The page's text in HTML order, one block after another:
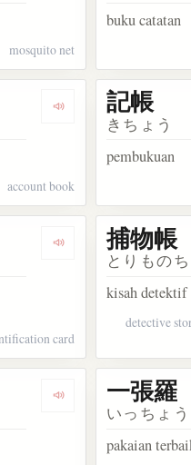
mosquito net
buku catatan
Dengarkan kosakata 台
account book
記帳
きちょう
pembukuan
Dengarkan kosakata
card
捕物帳
とりもの
kisah detektif
detective
Dengarkan kosakata 几
一張羅
いっちょ
pakaian